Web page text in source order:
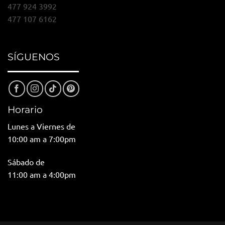
477 924 3992
477 107 6162
SÍGUENOS
Horario
Lunes a Viernes de
10:00 am a 7:00pm
Sábado de
11:00 am a 4:00pm